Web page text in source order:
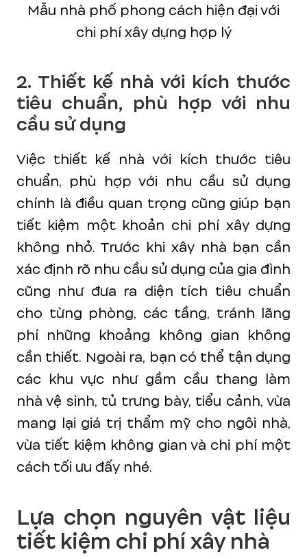
Mẫu nhà phố phong cách hiện đại với
chi phí xây dựng hợp lý
2. Thiết kế nhà với kích thước
tiêu chuẩn, phù hợp với nhu
cầu sử dụng
Việc thiết kế nhà với kích thước tiêu
chuẩn, phù hợp với nhu cầu sử dụng
chính là điều quan trọng cũng giúp bạn
tiết kiệm một khoản chi phí xây dựng
không nhỏ. Trước khi xây nhà bạn cần
xác định rõ nhu cầu sử dụng của gia đình
cũng như đưa ra diện tích tiêu chuẩn
cho từng phòng, các tầng, tránh lãng
phí những khoảng không gian không
cần thiết. Ngoài ra, bạn có thể tận dụng
các khu vực như gầm cầu thang làm
nhà vệ sinh, tủ trưng bày, tiểu cảnh, vừa
mang lại giá trị thẩm mỹ cho ngôi nhà,
vừa tiết kiệm không gian và chi phí một
cách tối ưu đấy nhé.
Lựa chọn nguyên vật liệu
tiết kiệm chi phí xây nhà